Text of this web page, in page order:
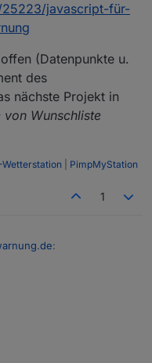
javascript-für-
(Datenpunkte u.
des
nächste Projekt in
von Wunschliste
PimpMyStation
1
: